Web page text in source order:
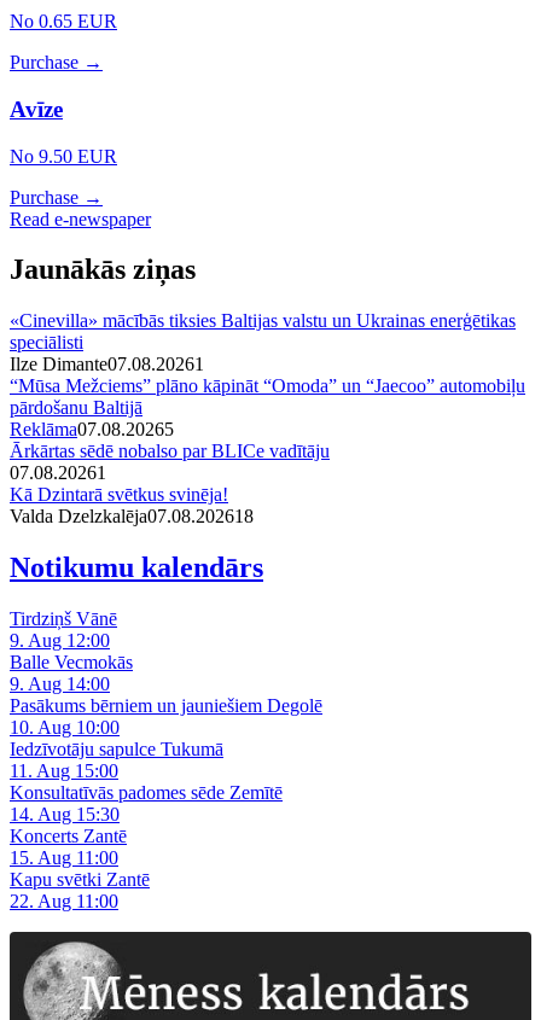
No 0.65 EUR
Purchase →
Avīze
No 9.50 EUR
Purchase →
Read e-newspaper
Jaunākās ziņas
«Cinevilla» mācībās tiksies Baltijas valstu un Ukrainas enerģētikas
speciālisti
Ilze Dimante07.08.20261
“Mūsa Mežciems” plāno kāpināt “Omoda” un “Jaecoo” automobiļu
pārdošanu Baltijā
Reklāma07.08.20265
Ārkārtas sēdē nobalso par BLICe vadītāju
07.08.20261
Kā Dzintarā svētkus svinēja!
Valda Dzelzkalēja07.08.202618
Notikumu kalendārs
Tirdziņš Vānē
9. Aug 12:00
Balle Vecmokās
9. Aug 14:00
Pasākums bērniem un jauniešiem Degolē
10. Aug 10:00
Iedzīvotāju sapulce Tukumā
11. Aug 15:00
Konsultatīvās padomes sēde Zemītē
14. Aug 15:30
Koncerts Zantē
15. Aug 11:00
Kapu svētki Zantē
22. Aug 11:00